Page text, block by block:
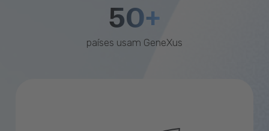
50+
países usam GeneXus